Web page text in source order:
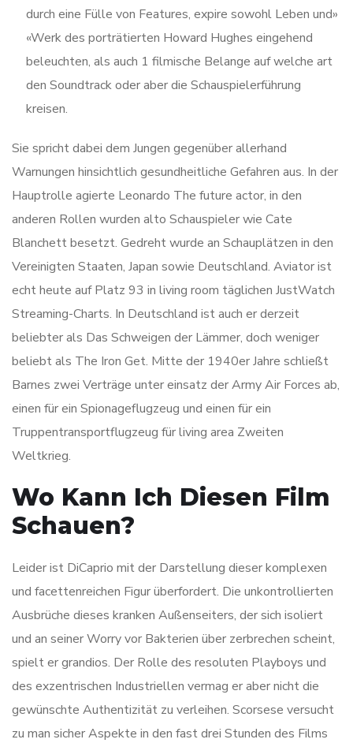
durch eine Fülle von Features, expire sowohl Leben und»
«Werk des porträtierten Howard Hughes eingehend
beleuchten, als auch 1 filmische Belange auf welche art
den Soundtrack oder aber die Schauspielerführung
kreisen.
Sie spricht dabei dem Jungen gegenüber allerhand
Warnungen hinsichtlich gesundheitliche Gefahren aus. In der
Hauptrolle agierte Leonardo The future actor, in den
anderen Rollen wurden alto Schauspieler wie Cate
Blanchett besetzt. Gedreht wurde an Schauplätzen in den
Vereinigten Staaten, Japan sowie Deutschland. Aviator ist
echt heute auf Platz 93 in living room täglichen JustWatch
Streaming-Charts. In Deutschland ist auch er derzeit
beliebter als Das Schweigen der Lämmer, doch weniger
beliebt als The Iron Get. Mitte der 1940er Jahre schließt
Barnes zwei Verträge unter einsatz der Army Air Forces ab,
einen für ein Spionageflugzeug und einen für ein
Truppentransportflugzeug für living area Zweiten
Weltkrieg.
Wo Kann Ich Diesen Film
Schauen?
Leider ist DiCaprio mit der Darstellung dieser komplexen
und facettenreichen Figur überfordert. Die unkontrollierten
Ausbrüche dieses kranken Außenseiters, der sich isoliert
und an seiner Worry vor Bakterien über zerbrechen scheint,
spielt er grandios. Der Rolle des resoluten Playboys und
des exzentrischen Industriellen vermag er aber nicht die
gewünschte Authentizität zu verleihen. Scorsese versucht
zu man sicher Aspekte in den fast drei Stunden des Films